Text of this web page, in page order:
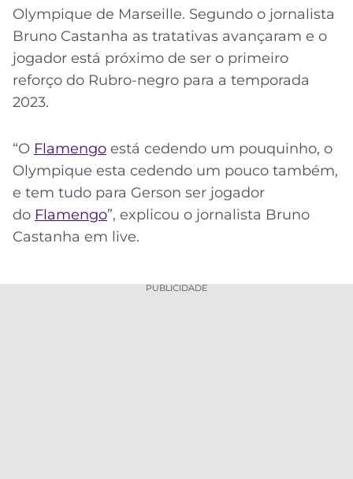
Olympique de Marseille. Segundo o jornalista
Bruno Castanha as tratativas avançaram e o
jogador está próximo de ser o primeiro
reforço do Rubro-negro para a temporada
2023.
“O Flamengo está cedendo um pouquinho, o
Olympique esta cedendo um pouco também,
e tem tudo para Gerson ser jogador
do Flamengo”, explicou o jornalista Bruno
Castanha em live.
PUBLICIDADE